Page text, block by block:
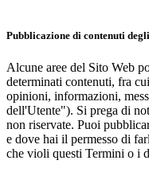
Pubblicazione di contenuti
Alcune aree del Sito Web
determinati contenuti, fra
opinioni, informazioni,
dell'Utente"). Si prega di
non riservate. Puoi
e dove hai il permesso di
che violi questi Termini o i